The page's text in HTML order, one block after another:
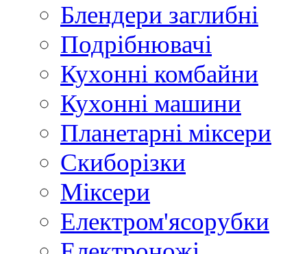
Блендери заглибні
Подрібнювачі
Кухонні комбайни
Кухонні машини
Планетарні міксери
Скиборізки
Міксери
Електром'ясорубки